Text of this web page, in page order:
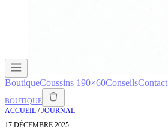
BoutiqueCoussins 190×60ConseilsContact
BOUTIQUE
ACCUEIL /JOURNAL
17 DÉCEMBRE 2025